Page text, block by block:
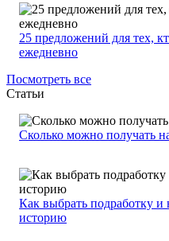
25 предложений для тех,
ежедневно
Посмотреть все
Статьи
Сколько можно получать
Как выбрать подработку
историю